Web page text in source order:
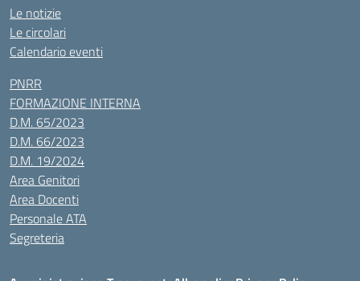
Le notizie
Le circolari
Calendario eventi
PNRR
FORMAZIONE INTERNA
D.M. 65/2023
D.M. 66/2023
D.M. 19/2024
Area Genitori
Area Docenti
Personale ATA
Segreteria